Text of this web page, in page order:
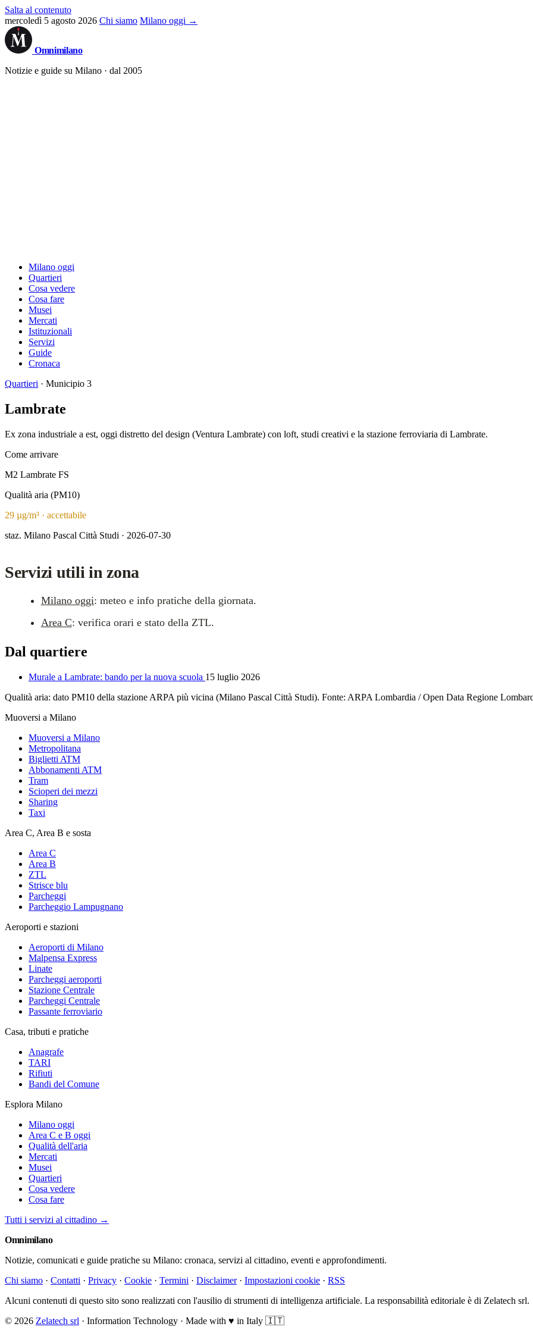
Salta al contenuto
mercoledì 5 agosto 2026 Chi siamo Milano oggi →
Omnimilano
Notizie e guide su Milano · dal 2005
Milano oggi
Quartieri
Cosa vedere
Cosa fare
Musei
Mercati
Istituzionali
Servizi
Guide
Cronaca
Quartieri · Municipio 3
Lambrate
Ex zona industriale a est, oggi distretto del design (Ventura Lambrate) con loft, studi creativi e la stazione ferroviaria di Lambrate.
Come arrivare
M2 Lambrate FS
Qualità aria (PM10)
29 µg/m³ · accettabile
staz. Milano Pascal Città Studi · 2026-07-30
Servizi utili in zona
Milano oggi: meteo e info pratiche della giornata.
Area C: verifica orari e stato della ZTL.
Dal quartiere
Murale a Lambrate: bando per la nuova scuola 15 luglio 2026
Qualità aria: dato PM10 della stazione ARPA più vicina (Milano Pascal Città Studi). Fonte: ARPA Lombardia / Open Data Regione
Muoversi a Milano
Muoversi a Milano
Metropolitana
Biglietti ATM
Abbonamenti ATM
Tram
Scioperi dei mezzi
Sharing
Taxi
Area C, Area B e sosta
Area C
Area B
ZTL
Strisce blu
Parcheggi
Parcheggio Lampugnano
Aeroporti e stazioni
Aeroporti di Milano
Malpensa Express
Linate
Parcheggi aeroporti
Stazione Centrale
Parcheggi Centrale
Passante ferroviario
Casa, tributi e pratiche
Anagrafe
TARI
Rifiuti
Bandi del Comune
Esplora Milano
Milano oggi
Area C e B oggi
Qualità dell'aria
Mercati
Musei
Quartieri
Cosa vedere
Cosa fare
Tutti i servizi al cittadino →
Omnimilano
Notizie, comunicati e guide pratiche su Milano: cronaca, servizi al cittadino, eventi e approfondimenti.
Chi siamo · Contatti · Privacy · Cookie · Termini · Disclaimer · Impostazioni cookie · RSS
Alcuni contenuti di questo sito sono realizzati con l'ausilio di strumenti di intelligenza artificiale. La responsabilità editoriale è di Zelatech srl.
© 2026 Zelatech srl · Information Technology · Made with ♥ in Italy 🇮🇹